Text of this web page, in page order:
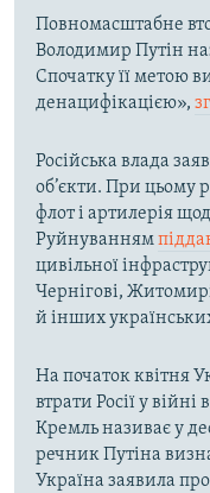
Повномасштабне
Володимир Путін
Спочатку її метою
денацифікацією»,
Російська влада
об’єкти. При цьому
флот і артилерія
Руйнуванням
цивільної
Чернігові,
й інших
На початок квітня
втрати Росії у війні
Кремль називає у
речник Путіна
Україна заявила